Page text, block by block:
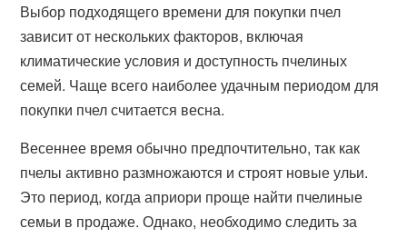
Выбор подходящего времени для покупки пчел
зависит от нескольких факторов, включая
климатические условия и доступность пчелиных
семей. Чаще всего наиболее удачным периодом для
покупки пчел считается весна.
Весеннее время обычно предпочтительно, так как
пчелы активно размножаются и строят новые ульи.
Это период, когда априори проще найти пчелиные
семьи в продаже. Однако, необходимо следить за